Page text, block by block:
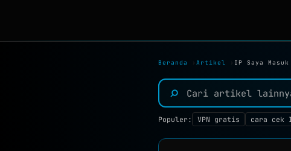
Beranda › Artikel › IP Saya
⌕
Populer: VPN gratis cara cek